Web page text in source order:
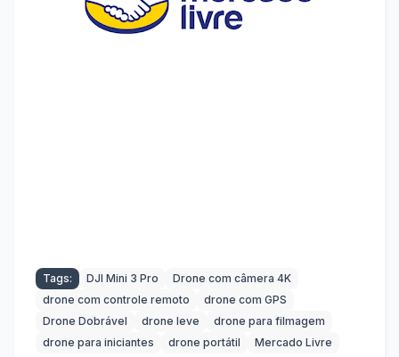
Tags: DJI Mini 3 Pro
Drone com câmera 4K
drone com controle remoto
drone com GPS
Drone Dobrável
drone leve
drone para filmagem
drone para iniciantes
drone portátil Mercado Livre